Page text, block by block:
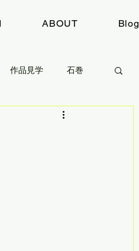
ABOUT Blog
作品見学 石巻
取材